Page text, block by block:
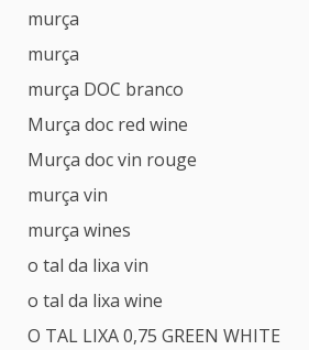
murça
murça
murça DOC branco
Murça doc red wine
Murça doc vin rouge
murça vin
murça wines
o tal da lixa vin
o tal da lixa wine
O TAL LIXA 0,75 GREEN WHITE